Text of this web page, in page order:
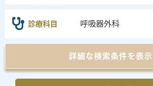
診療科目 呼吸器外科
詳細な検索条件を表示